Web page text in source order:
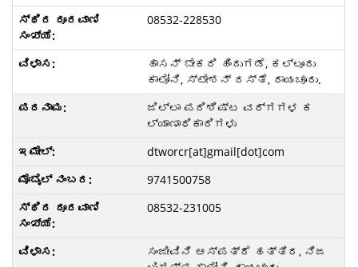
08532-228530
ಹಾಸನ್ ಬೇಕರಿ ಹಿಂದುಗಡೆ, ಕಲ್ಲೂರು
ಕಾಲೋನಿ, ಸ್ಟೇಶನ್ ರಸ್ತೆ, ರಾಯಚೂರು.
ಜಿಲ್ಲಾ ಪರಿಶಿಷ್ಟ ವರ್ಗಗಳ ಕ
ಲ್ಯಾಣಾಧಿಕಾರಿಗಳು
dtworcr[at]gmail[dot]com
9741500758
08532-231005
ಸಂಜೀವಿನಿ ಆಸ್ಪತ್ರೆ ಹತ್ತಿರ, ನಿಜ